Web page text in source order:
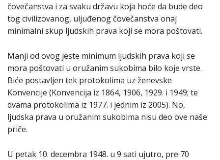
čovečanstva i za svaku državu koja hoće da bude deo
tog civilizovanog, uljuđenog čovečanstva onaj
minimalni skup ljudskih prava koji se mora poštovati.
Manji od ovog jeste minimum ljudskih prava koji se
mora poštovati u oružanim sukobima bilo koje vrste.
Biće postavljen tek protokolima uz ženevske
Konvencije (Konvencija iz 1864, 1906, 1929. i 1949; te
dvama protokolima iz 1977. i jednim iz 2005). No,
ljudska prava u oružanim sukobima nisu deo ove naše
priče.
U petak 10. decembra 1948. u 9 sati ujutro, pre 70